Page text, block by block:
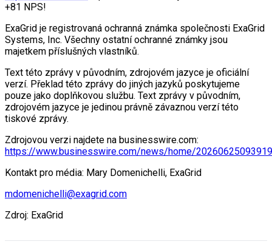
+81 NPS!
ExaGrid je registrovaná ochranná známka společnosti ExaGrid
Systems, Inc. Všechny ostatní ochranné známky jsou
majetkem příslušných vlastníků.
Text této zprávy v původním, zdrojovém jazyce je oficiální
verzí. Překlad této zprávy do jiných jazyků poskytujeme
pouze jako doplňkovou službu. Text zprávy v původním,
zdrojovém jazyce je jedinou právně závaznou verzí této
tiskové zprávy.
Zdrojovou verzi najdete na businesswire.com:
https://www.businesswire.com/news/home/
Kontakt pro média: Mary Domenichelli, ExaGrid
mdomenichelli@exagrid.com
Zdroj: ExaGrid